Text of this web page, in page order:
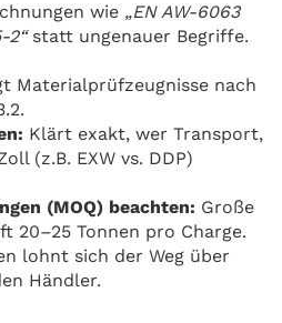
wie „EN AW-6063
2“statt ungenauer Begriffe.
Materialprüfzeugnisse nach
Klärt exakt, wer Transport,
(z.B. EXW vs. DDP)
(MOQ) beachten: Große
20–25 Tonnen pro Charge.
lohnt sich der Weg über
Händler.